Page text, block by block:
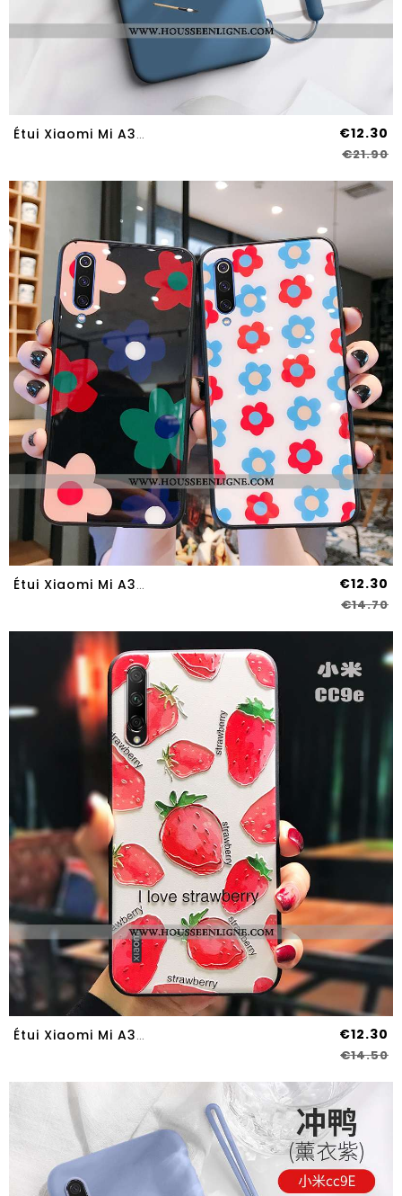
Étui Xiaomi Mi A3 Tendance Fluide Doux Simple Petit Nouveau Silicone Bleu Marin Bleu Foncé €12.30
€21.90
Étui Xiaomi Mi A3 Fluide Doux Silicone Fleurs Protection Noir Luxe Verre €12.30
€14.70
Étui Xiaomi Mi A3 Légère Fluide Doux Silicone Délavé En Daim Créatif Dimensionnel Rouge €12.30
€14.50